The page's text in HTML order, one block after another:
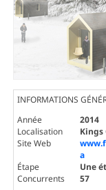
INFORMATIONS
Année
2014
Localisation
Kings
Site Web
a
Étape
Une
Concurrents
57